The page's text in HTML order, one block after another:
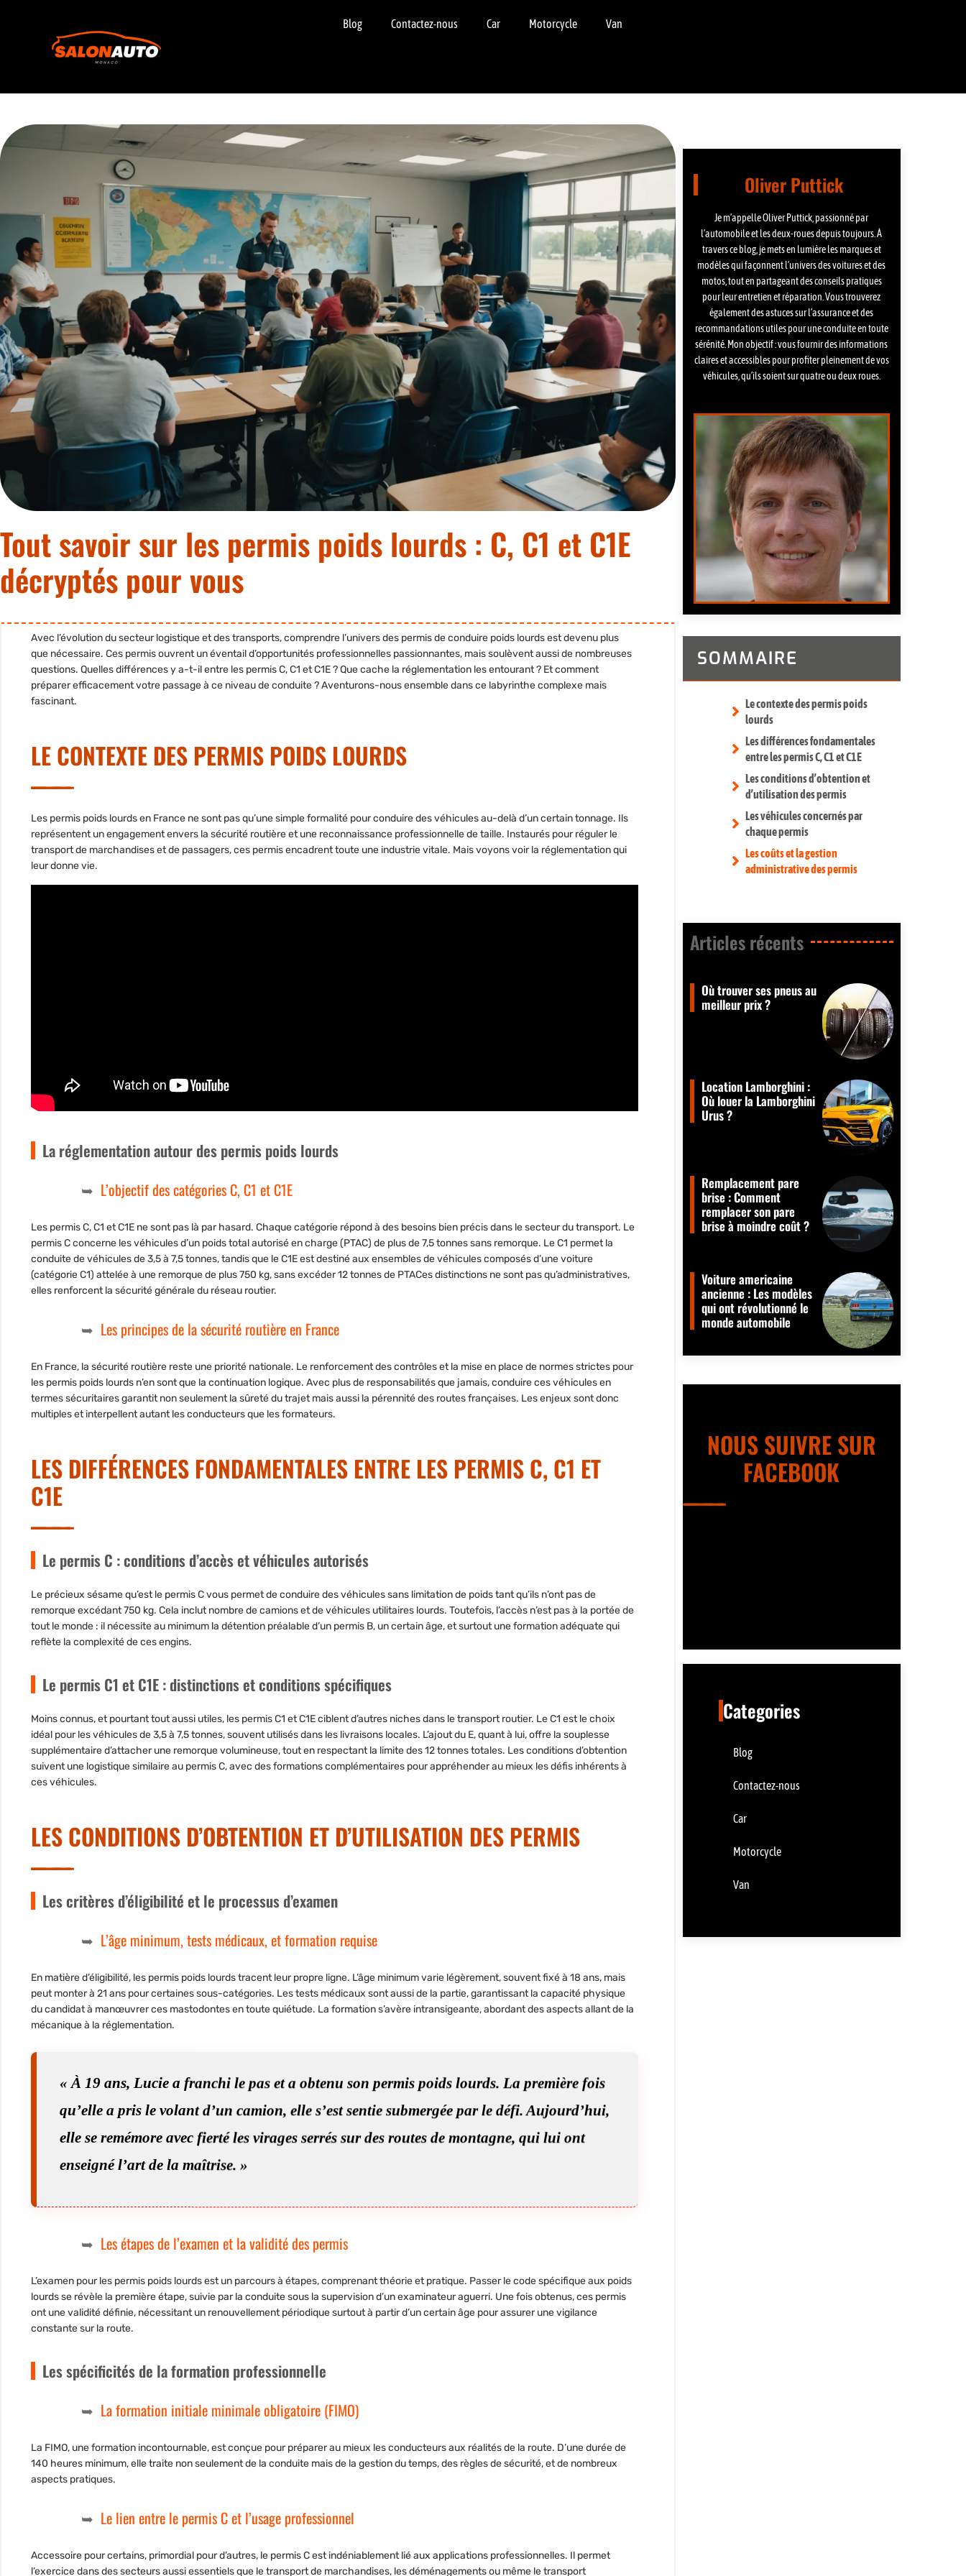
Blog Contactez-nous Car Motorcycle Van
Tout savoir sur les permis poids lourds : C, C1 et C1E
décryptés pour vous
Avec l’évolution du secteur logistique et des transports, comprendre l’univers des permis de conduire poids lourds est devenu plus
que nécessaire. Ces permis ouvrent un éventail d’opportunités professionnelles passionnantes, mais soulèvent aussi de nombreuses
questions. Quelles différences y a-t-il entre les permis C, C1 et C1E ? Que cache la réglementation les entourant ? Et comment
préparer efficacement votre passage à ce niveau de conduite ? Aventurons-nous ensemble dans ce labyrinthe complexe mais
fascinant.
LE CONTEXTE DES PERMIS POIDS LOURDS
Les permis poids lourds en France ne sont pas qu’une simple formalité pour conduire des véhicules au-delà d’un certain tonnage. Ils
représentent un engagement envers la sécurité routièreet une reconnaissance professionnelle de taille. Instaurés pour réguler le
transport de marchandises et de passagers, ces permis encadrent toute une industrie vitale. Mais voyons voir la réglementation qui
leur donne vie.
La réglementation autour des permis poids lourds
L’objectif des catégories C, C1 et C1E
Les permis C, C1 et C1E ne sont pas là par hasard. Chaque catégorie répond à des besoins bien précis dans le secteur du transport. Le
permis C concerne les véhicules d’un poids total autorisé en charge (PTAC) de plus de 7,5 tonnes sans remorque. Le C1 permet la
conduite de véhicules de 3,5 à 7,5 tonnes, tandis que le C1E est destiné aux ensembles de véhicules composés d’une voiture
(catégorie C1) attelée à une remorque de plus 750 kg, sans excéder 12 tonnes de PTACes distinctions ne sont pas qu’administratives,
elles renforcent la sécurité générale du réseau routier.
Les principes de la sécurité routière en France
En France, la sécurité routière reste une priorité nationale. Le renforcement des contrôles et la mise en place de normes strictes pour
les permis poids lourds n’en sont que la continuation logique. Avec plus de responsabilités que jamais, conduire ces véhicules en
termes sécuritaires garantit non seulement la sûreté du trajet mais aussi la pérennité des routes françaises. Les enjeux sont donc
multiples et interpellent autant les conducteurs que les formateurs.
LES DIFFÉRENCES FONDAMENTALES ENTRE LES PERMIS C, C1 ET
C1E
Le permis C : conditions d’accès et véhicules autorisés
Le précieux sésame qu’est le permis C vous permet de conduire des véhicules sans limitation de poids tant qu’ils n’ont pas de
remorque excédant 750 kg. Cela inclut nombre de camions et de véhicules utilitaires lourds. Toutefois, l’accès n’est pas à la portée de
tout le monde : il nécessite au minimum la détention préalable d’un permis B, un certain âge, et surtout une formation adéquate qui
reflète la complexité de ces engins.
Le permis C1 et C1E : distinctions et conditions spécifiques
Moins connus, et pourtant tout aussi utiles, les permis C1 et C1E ciblent d’autres niches dans le transport routier. Le C1 est le choix
idéal pour les véhicules de 3,5 à 7,5 tonnes, souvent utilisés dans les livraisons locales. L’ajout du E, quant à lui, offre la souplesse
supplémentaire d’attacher une remorque volumineuse, tout en respectant la limite des 12 tonnes totales. Les conditions d’obtention
suivent une logistique similaire au permis C, avec des formations complémentaires pour appréhender au mieux les défis inhérents à
ces véhicules.
LES CONDITIONS D’OBTENTION ET D’UTILISATION DES PERMIS
Les critères d’éligibilité et le processus d’examen
L’âge minimum, tests médicaux, et formation requise
En matière d’éligibilité, les permis poids lourds tracent leur propre ligne. L’âge minimum varie légèrement, souvent fixé à 18 ans, mais
peut monter à 21 ans pour certaines sous-catégories. Les tests médicaux sont aussi de la partie, garantissant la capacité physique
du candidat à manœuvrer ces mastodontes en toute quiétude. La formation s’avère intransigeante, abordant des aspects allant de la
mécanique à la réglementation.
« À 19 ans, Lucie a franchi le pas et a obtenu son permis poids lourds. La première fois
qu’elle a pris le volant d’un camion, elle s’est sentie submergée par le défi. Aujourd’hui,
elle se remémore avec fierté les virages serrés sur des routes de montagne, qui lui ont
enseigné l’art de la maîtrise. »
Les étapes de l’examen et la validité des permis
L’examen pour les permis poids lourds est un parcours à étapes, comprenant théorie et pratique. Passer le code spécifique aux poids
lourds se révèle la première étape, suivie par la conduite sous la supervision d’un examinateur aguerri. Une fois obtenus, ces permis
ont une validité définie, nécessitant un renouvellement périodique surtout à partir d’un certain âge pour assurer une vigilance
constante sur la route.
Les spécificités de la formation professionnelle
La formation initiale minimale obligatoire (FIMO)
La FIMO, une formation incontournable, est conçue pour préparer au mieux les conducteurs aux réalités de la route. D’une durée de
140 heures minimum, elle traite non seulement de la conduite mais de la gestion du temps, des règles de sécurité, et de nombreux
aspects pratiques.
Le lien entre le permis C et l’usage professionnel
Accessoire pour certains, primordial pour d’autres, le permis C est indéniablement lié aux applications professionnelles. Il permet
l’exercice dans des secteurs aussi essentiels que le transport de marchandises, les déménagements ou même le transport
Oliver Puttick
Je m’appelle Oliver Puttick, passionné par
l’automobile et les deux-roues depuis toujours. À
travers ce blog, je mets en lumière les marques et
modèles qui façonnent l’univers des voitures et des
motos, tout en partageant des conseils pratiques
pour leur entretien et réparation. Vous trouverez
également des astuces sur l’assurance et des
recommandations utiles pour une conduite en toute
sérénité. Mon objectif : vous fournir des informations
claires et accessibles pour profiter pleinement de vos
véhicules, qu’ils soient sur quatre ou deux roues.
SOMMAIRE
Le contexte des permis poids
lourds
Les différences fondamentales
entre les permis C, C1 et C1E
Les conditions d’obtention et
d’utilisation des permis
Les véhicules concernés par
chaque permis
Les coûts et la gestion
administrative des permis
Articles récents​
Où trouver ses pneus au
meilleur prix ?
Location Lamborghini :
Où louer la Lamborghini
Urus ?
Remplacement pare
brise : Comment
remplacer son pare
brise à moindre coût ?
Voiture americaine
ancienne : Les modèles
qui ont révolutionné le
monde automobile
NOUS SUIVRE SUR
FACEBOOK
Categories
Blog
Contactez-nous
Car
Motorcycle
Van